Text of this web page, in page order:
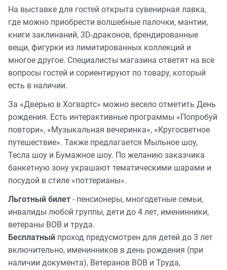
На выставке для гостей открыта сувенирная лавка,
где можно приобрести волшебные палочки, мантии,
книги заклинаний, 3D-драконов, брендированные
вещи, фигурки из лимитированных коллекций и
многое другое. Специалисты магазина ответят на все
вопросы гостей и сориентируют по товару, который
есть в наличии.
За «Дверью в Хогвартс» можно весело отметить День
рождения. Есть интерактивные программы «Попробуй
повтори», «Музыкальная вечеринка», «Кругосветное
путешествие». Также предлагается Мыльное шоу,
Тесла шоу и Бумажное шоу. По желанию заказчика
банкетную зону украшают тематическими шарами и
посудой в стиле «поттерианы».
Льготный билет - пенсионеры, многодетные семьи,
инвалиды любой группы, дети до 4 лет, именинники,
ветераны ВОВ и труда.
Бесплатный проход предусмотрен для детей до 3 лет
включительно, именинников в день рождения (при
наличии документа), Ветеранов ВОВ и Труда,